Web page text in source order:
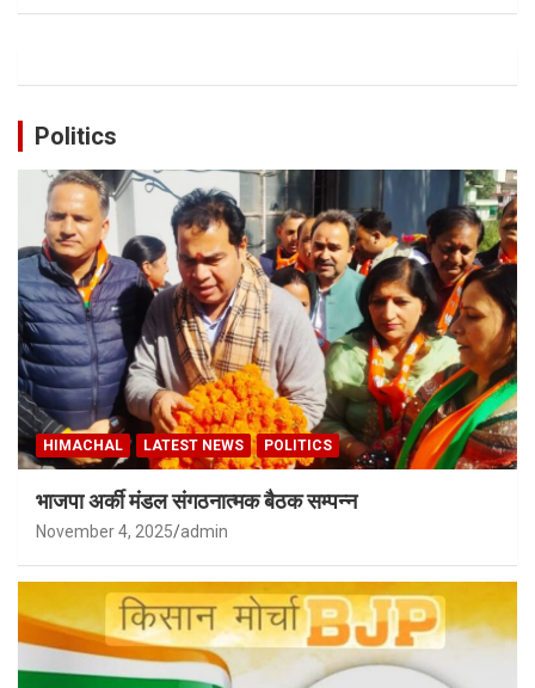
Politics
HIMACHAL LATEST NEWS POLITICS
भाजपा अर्की मंडल संगठनात्मक बैठक सम्पन्न
November 4, 2025 admin